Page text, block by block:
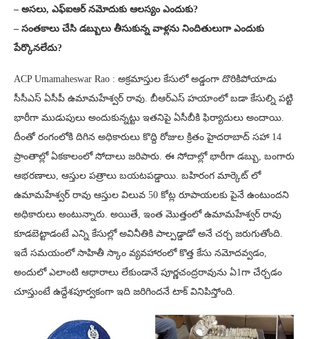
– అసలు, ఎఫ్ఐఆర్ నమోదుకు ఆలస్యం ఎందుకు?
– సంతకాలు చేసి డబ్బులు తీసుకున్న వాళ్లను నిందితులుగా ఎందుకు
పేర్కొనలేదు?
ACP Umamaheswar Rao : అక్రమాస్తుల కేసులో అడ్డంగా దొరికిపోయాడు
సీసీఎస్ ఏసీపీ ఉమామహేశ్వర్ రావు. బీఆర్ఎస్ హయాంలో బడా కేసుల్ని పట్టి
భారీగా ముడుపులు అందుకున్నట్టు ఇతనిపై ఏసీబీకి ఫిర్యాదులు అందాయి.
దీంతో రంగంలోకి దిగిన అధికారులు కొద్ది రోజుల క్రితం హైదరాబాద్ సహా 14
ప్రాంతాల్లో ఏకకాలంలో సోదాలు జరిపారు. ఈ సోదాల్లో భారీగా డబ్బు, బంగారు
ఆభరణాలు, ఆస్తుల పత్రాలు బయటపడ్డాయి. బహిరంగ మార్కెట్ లో
ఉమామహేశ్వర్ రావు ఆస్తుల విలువ 50 కోట్ల రూపాయలకు పైనే ఉంటుందని
అధికారులు అంటున్నారు. అయితే, ఇంత మొత్తంలో ఉమామహేశ్వర్ రావు
కూడబెట్టాడంటే ఎన్ని కేసుల్లో అవినీతికి పాల్పడ్డాడో అనే చర్చ జరుగుతోంది.
ఇదే సమయంలో సాహితీ స్కాం వ్యవహారంలో కొత్త కేసు నమోదవ్వడం,
అందులో ఎలాంటి ఆధారాలు లేకుండానే పూర్ణచంద్రరావును ఏ1గా చేర్చడం
చూస్తుంటే ఉద్దేశపూర్వకంగా ఇది జరిగిందనే టాక్ వినిపిస్తోంది.